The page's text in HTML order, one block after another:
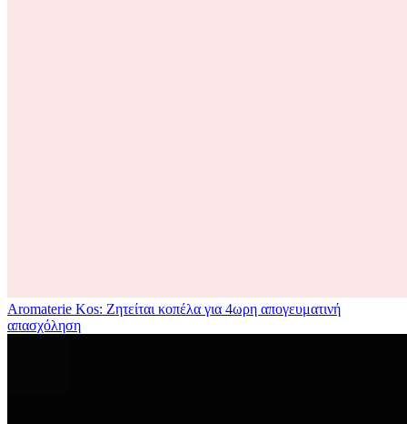
Aromaterie Kos: Ζητείται κοπέλα για 4ωρη απογευματινή
απασχόληση